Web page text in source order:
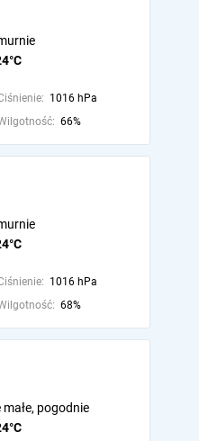
1016 hPa
66%
1016 hPa
68%
pogodnie